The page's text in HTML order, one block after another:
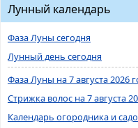
Лунный календарь
Фаза Луны сегодня
Лунный день сегодня
Фаза Луны на 7 августа 2026
Стрижка волос на 7 августа
Календарь огородника и